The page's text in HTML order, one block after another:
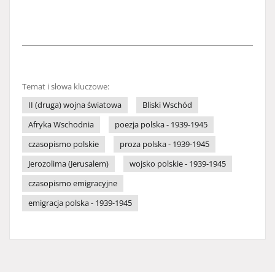
Temat i słowa kluczowe:
II (druga) wojna światowa
Bliski Wschód
Afryka Wschodnia
poezja polska - 1939-1945
czasopismo polskie
proza polska - 1939-1945
Jerozolima (Jerusalem)
wojsko polskie - 1939-1945
czasopismo emigracyjne
emigracja polska - 1939-1945